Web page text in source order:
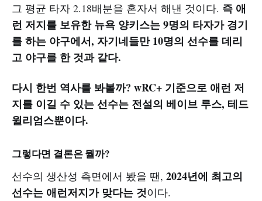
그 평균 타자 2.18배분을 혼자서 해낸 것이다. 즉 애
런 저지를 보유한 뉴욕 양키스는 9명의 타자가 경기
를 하는 야구에서, 자기네들만 10명의 선수를 데리
고 야구를 한 것과 같다.
다시 한번 역사를 봐볼까? wRC+ 기준으로 애런 저
지를 이길 수 있는 선수는 전설의 베이브 루스, 테드
윌리엄스뿐이다.
그렇다면 결론은 뭘까?
선수의 생산성 측면에서 봤을 땐, 2024년에 최고의
선수는 애런저지가 맞다는 것이다.